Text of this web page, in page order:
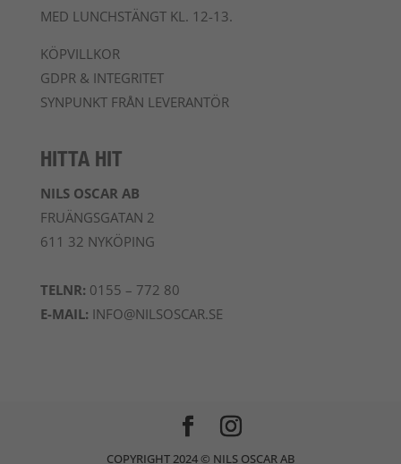
MED LUNCHSTÄNGT KL. 12-13.
KÖPVILLKOR
GDPR & INTEGRITET
SYNPUNKT FRÅN LEVERANTÖR
HITTA HIT
NILS OSCAR AB
FRUÄNGSGATAN 2
611 32 NYKÖPING
TELNR: 0155 – 772 80
E-MAIL: INFO@NILSOSCAR.SE
COPYRIGHT 2024 © NILS OSCAR AB